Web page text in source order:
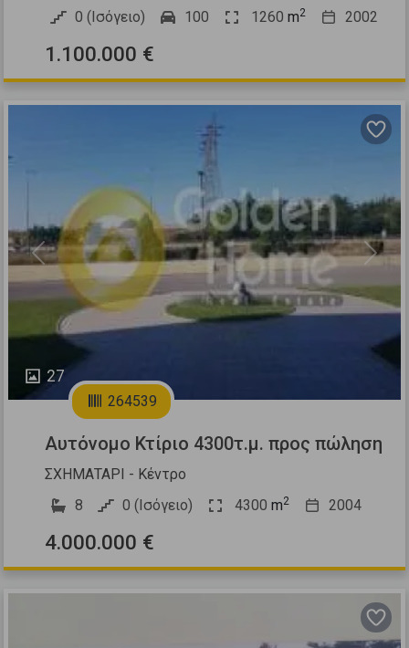
0 (Ισόγειο) 100 1260 m2 2002
1.100.000 €
27
Previous Next
264539
Αυτόνομο Κτίριο 4300τ.μ. προς πώληση
ΣΧΗΜΑΤΑΡΙ - Κέντρο
8
0 (Ισόγειο) 4300 m2 2004
4.000.000 €